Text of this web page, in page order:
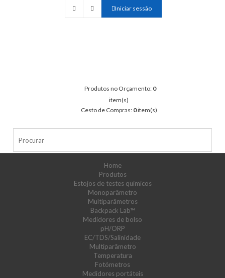
Iniciar sessão
Produtos no Orçamento: 0
item(s)
Cesto de Compras: 0item(s)
Home
Produtos
Estojos de testes químicos
Monoparâmetro
Multiparâmetros
Backpack Lab™
Medidores de bolso
pH/ORP
EC/TDS/Salinidade
Multiparâmetro
Temperatura
Fotómetros
Medidores portáteis